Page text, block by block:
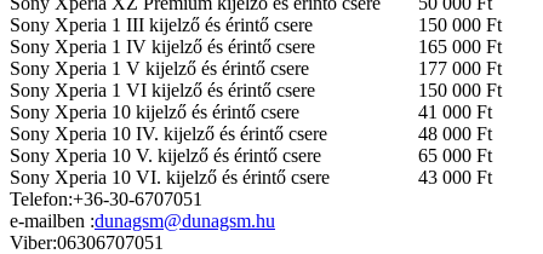
Sony Xperia 1 III kijelző és érintő csere
150 000 Ft
Sony Xperia 1 IV kijelző és érintő csere
165 000 Ft
Sony Xperia 1 V kijelző és érintő csere
177 000 Ft
Sony Xperia 1 VI kijelző és érintő csere
150 000 Ft
Sony Xperia 10 kijelző és érintő csere
41 000 Ft
Sony Xperia 10 IV. kijelző és érintő csere
48 000 Ft
Sony Xperia 10 V. kijelző és érintő csere
65 000 Ft
Sony Xperia 10 VI. kijelző és érintő csere
43 000 Ft
Telefon:+36-30-6707051
e-mailben :dunagsm@dunagsm.hu
Viber:06306707051